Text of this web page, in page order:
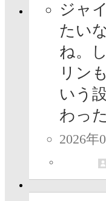
ジャ
たい
ね。
リン
いう
わっ
2026年